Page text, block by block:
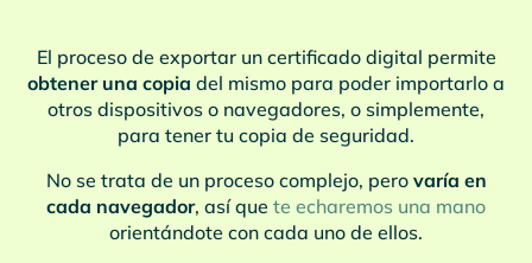
El proceso de exportar un certificado digital permite
obtener una copia del mismo para poder importarlo a
otros dispositivos o navegadores, o simplemente,
para tener tu copia de seguridad.
No se trata de un proceso complejo, pero varía en
cada navegador, así que te echaremos una mano
orientándote con cada uno de ellos.